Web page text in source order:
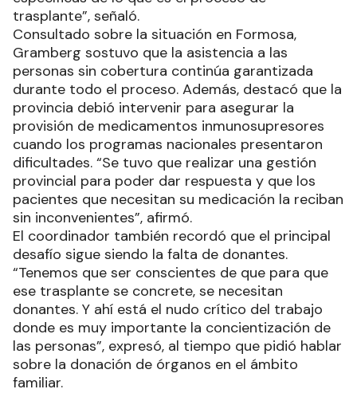
trasplante”, señaló.
Consultado sobre la situación en Formosa,
Gramberg sostuvo que la asistencia a las
personas sin cobertura continúa garantizada
durante todo el proceso. Además, destacó que la
provincia debió intervenir para asegurar la
provisión de medicamentos inmunosupresores
cuando los programas nacionales presentaron
dificultades. “Se tuvo que realizar una gestión
provincial para poder dar respuesta y que los
pacientes que necesitan su medicación la reciban
sin inconvenientes”, afirmó.
El coordinador también recordó que el principal
desafío sigue siendo la falta de donantes.
“Tenemos que ser conscientes de que para que
ese trasplante se concrete, se necesitan
donantes. Y ahí está el nudo crítico del trabajo
donde es muy importante la concientización de
las personas”, expresó, al tiempo que pidió hablar
sobre la donación de órganos en el ámbito
familiar.